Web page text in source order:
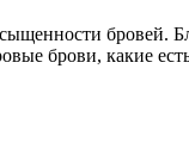
бровей.
брови, какие